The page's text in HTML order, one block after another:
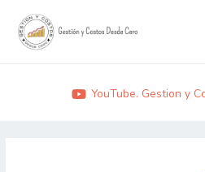
contenido
YouTube. Gestion y